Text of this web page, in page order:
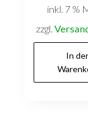
inkl. 7 %
zzgl.
In